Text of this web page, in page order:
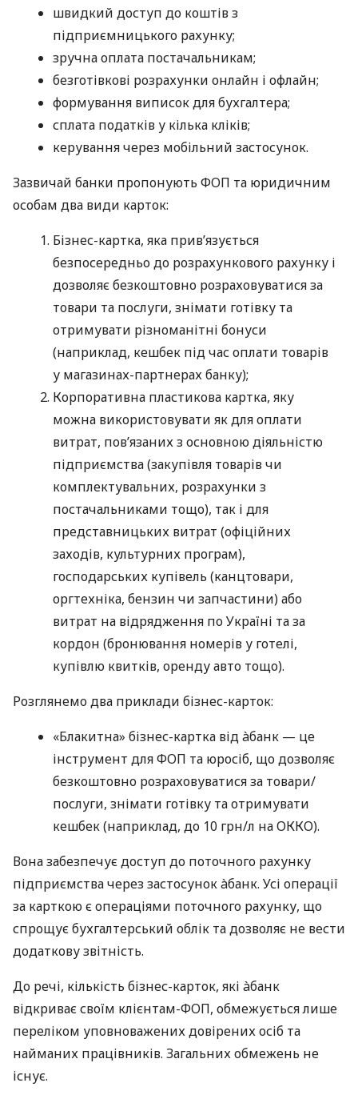
швидкий доступ до коштів з
підприємницького рахунку;
зручна оплата постачальникам;
безготівкові розрахунки онлайн і офлайн;
формування виписок для бухгалтера;
сплата податків у кілька кліків;
керування через мобільний застосунок.
Зазвичай банки пропонують ФОП та юридичним
особам два види карток:
Бізнес-картка, яка прив’язується
безпосередньо до розрахункового рахунку і
дозволяє безкоштовно розраховуватися за
товари та послуги, знімати готівку та
отримувати різноманітні бонуси
(наприклад, кешбек під час оплати товарів
у магазинах-партнерах банку);
Корпоративна пластикова картка, яку
можна використовувати як для оплати
витрат, пов’язаних з основною діяльністю
підприємства (закупівля товарів чи
комплектувальних, розрахунки з
постачальниками тощо), так і для
представницьких витрат (офіційних
заходів, культурних програм),
господарських купівель (канцтовари,
оргтехніка, бензин чи запчастини) або
витрат на відрядження по Україні та за
кордон (бронювання номерів у готелі,
купівлю квитків, оренду авто тощо).
Розглянемо два приклади бізнес-карток:
«Блакитна» бізнес-картка від àбанк — це
інструмент для ФОП та юросіб, що дозволяє
безкоштовно розраховуватися за товари/
послуги, знімати готівку та отримувати
кешбек (наприклад, до 10 грн/л на ОККО).
Вона забезпечує доступ до поточного рахунку
підприємства через застосунок àбанк. Усі операції
за карткою є операціями поточного рахунку, що
спрощує бухгалтерський облік та дозволяє не вести
додаткову звітність.
До речі, кількість бізнес-карток, які àбанк
відкриває своїм клієнтам-ФОП, обмежується лише
переліком уповноважених довірених осіб та
найманих працівників. Загальних обмежень не
існує.